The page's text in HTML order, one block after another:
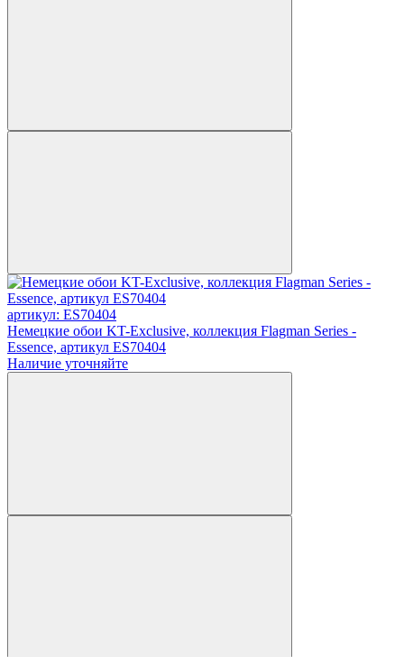
артикул: ES70404
Немецкие обои KT-Exclusive, коллекция Flagman Series -
Essence, артикул ES70404
Наличие уточняйте